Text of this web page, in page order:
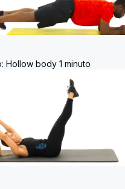
Hollow body 1 minuto